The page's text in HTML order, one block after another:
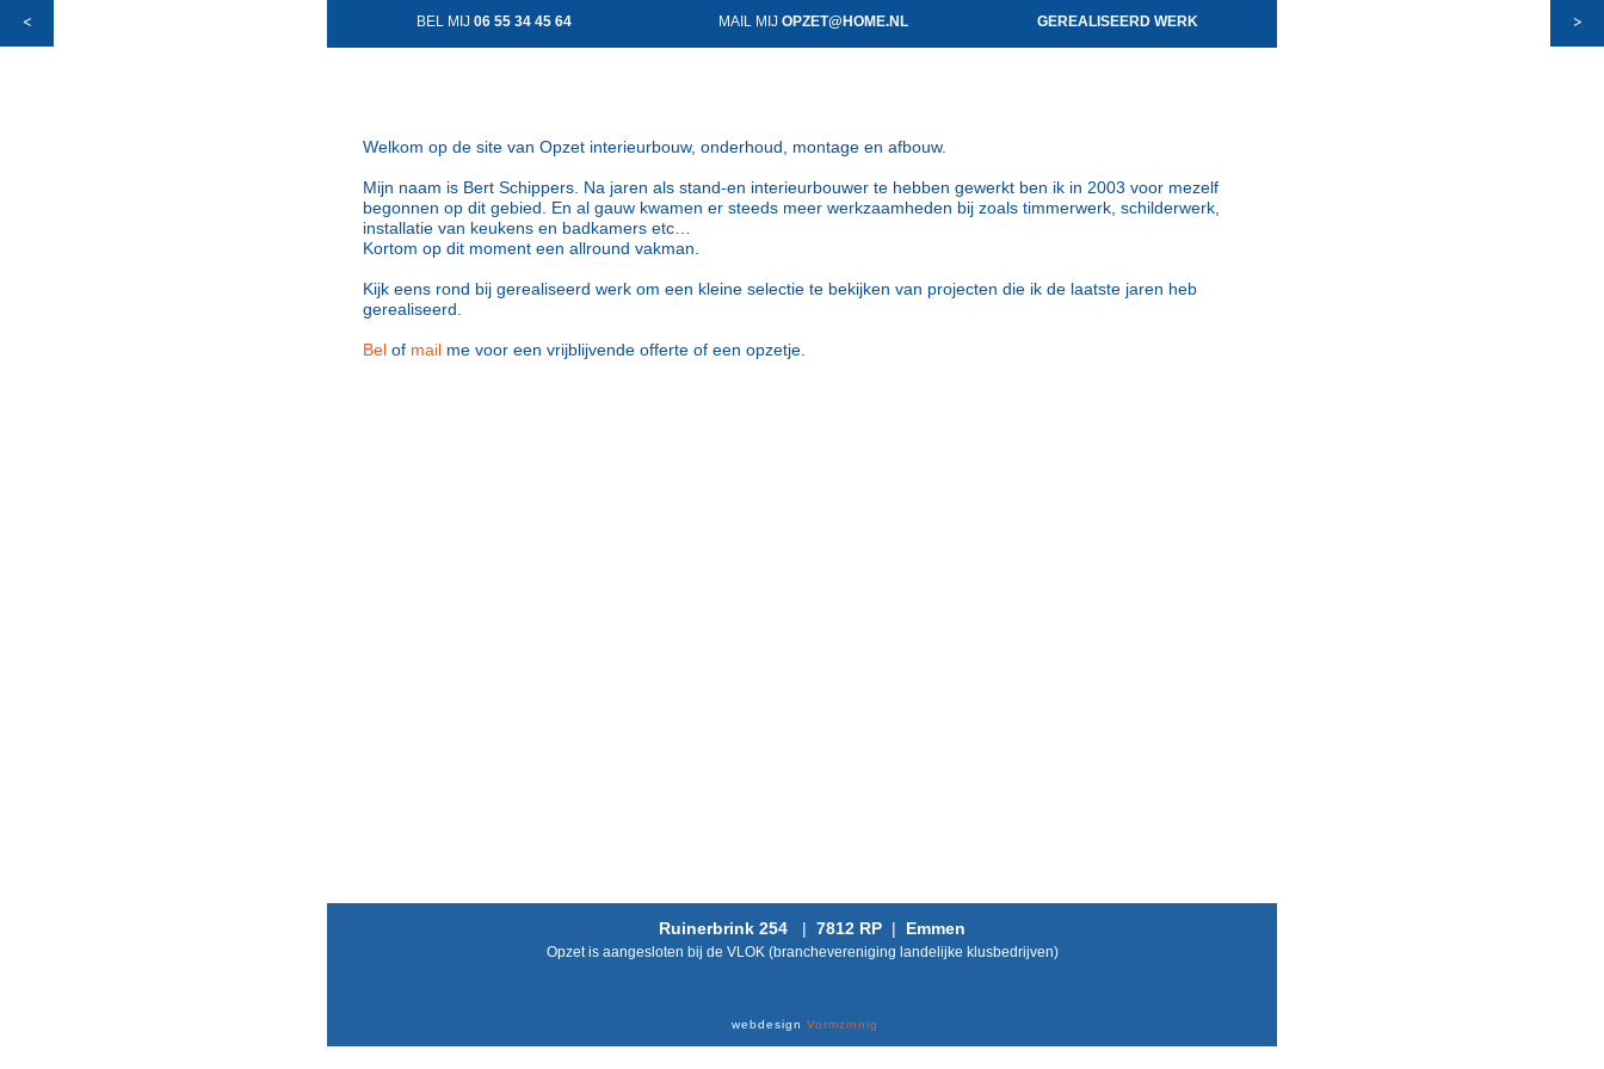
< >
BEL MIJ 06 55 34 45 64
Welkom op de site van Opzet interieurbouw, onderhoud, montage en afbouw.
Mijn naam is Bert Schippers. Na jaren als stand-en interieurbouwer te hebben gewerkt ben ik in 2003 voor mezelf
begonnen op dit gebied. En al gauw kwamen er steeds meer werkzaamheden bij zoals timmerwerk, schilderwerk,
installatie van keukens en badkamers etc…
Kortom op dit moment een allround vakman.
Kijk eens rond bij gerealiseerd werk om een kleine selectie te bekijken van projecten die ik de laatste jaren heb
gerealiseerd.
Belof mail me voor een vrijblijvende offerte of een opzetje.
MAIL MIJOPZET@HOME.NL GEREALISEERD WERK
Ruinerbrink 254 | 7812 RP | Emmen
Opzet is aangesloten bij de VLOK (branchevereniging landelijke klusbedrijven)
webdesign Vormzinnig